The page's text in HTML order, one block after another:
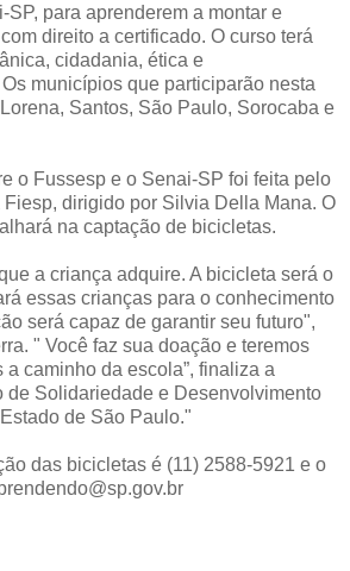
para aprenderem a montar e
direito a certificado. O curso terá
cidadania, ética e
municípios que participarão nesta
Santos, São Paulo, Sorocaba e
o Fussesp e o Senai-SP foi feita pelo
dirigido por Silvia Della Mana. O
na captação de bicicletas.
a criança adquire. A bicicleta será o
essas crianças para o conhecimento
será capaz de garantir seu futuro",
" Você faz sua doação e teremos
caminho da escola”, finaliza a
de Solidariedade e Desenvolvimento
de São Paulo."
das bicicletas é (11) 2588-5921 e o